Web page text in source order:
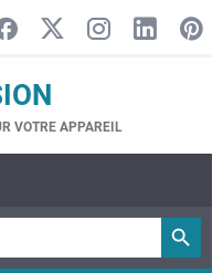
VOTRE APPAREIL